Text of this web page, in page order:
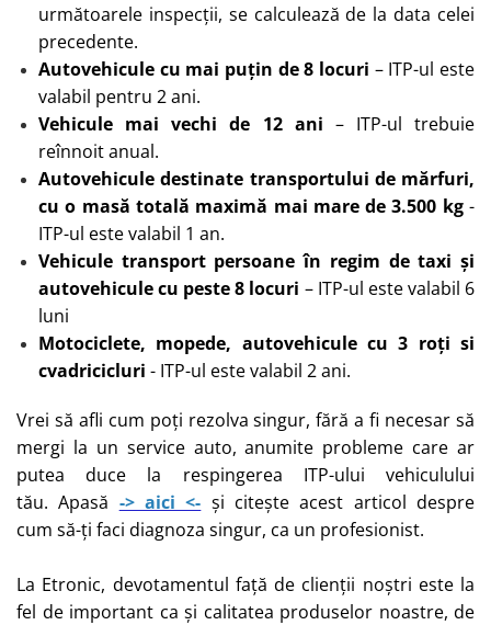
următoarele inspecții, se calculează de la data celei
precedente.
Autovehicule cu mai puțin de 8 locuri – ITP-ul este
valabil pentru 2 ani.
Vehicule mai vechi de 12 ani – ITP-ul trebuie
reînnoit anual.
Autovehicule destinate transportului de mărfuri,
cu o masă totală maximă mai mare de 3.500 kg-
ITP-ul este valabil 1 an.
Vehicule transport persoane în regim de taxi și
autovehicule cu peste 8 locuri – ITP-ul este valabil 6
luni
Motociclete, mopede, autovehicule cu 3 roți si
cvadricicluri - ITP-ul este valabil 2 ani.
Vrei să afli cum poți rezolva singur, fără a fi necesar să
mergi la un service auto, anumite probleme care ar
putea duce la respingerea ITP-ului vehiculului
tău. Apasă -> aici <- și citește acest articol despre
cum să-ți faci diagnoza singur, ca un profesionist.
La Etronic, devotamentul față de clienții noștri este la
fel de important ca și calitatea produselor noastre, de